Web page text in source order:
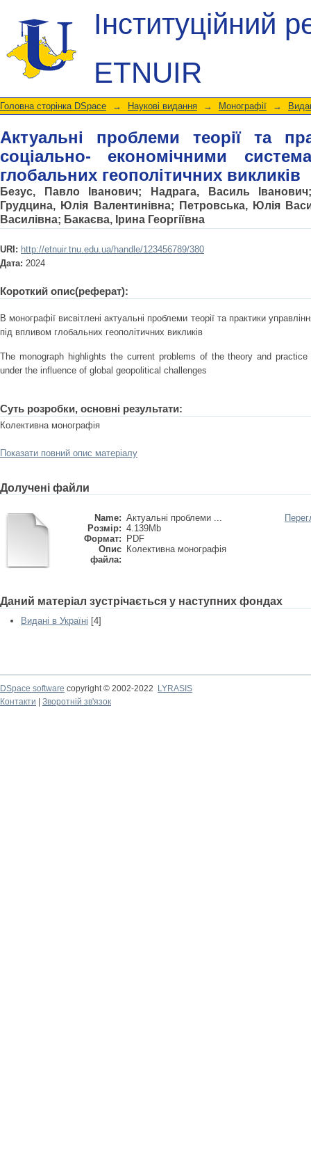
Інституційний
ETNUIR
Актуальні проблеми теорії та
системами під впливом глобальних
Головна сторінка DSpace → Наукові видання → Монографії →
Актуальні проблеми теорії та
соціально- економічними
глобальних геополітичних викликів
Безус, Павло Іванович; Надрага, Василь Іванович
Грудцина, Юлія Валентинівна;
Петровська, Юлія
Василівна; Бакаєва, Ірина Георгіївна
URI: http://etnuir.tnu.edu.ua/handle/123456789/380
Дата: 2024
Короткий опис(реферат):
В монографії висвітлені актуальні проблеми теорії та практики
під впливом глобальних геополітичних викликів
The monograph highlights the current problems of the theory and
under the influence of global geopolitical challenges
Суть розробки, основні результати:
Колективна монографія
Показати повний опис матеріалу
Долучені файли
Name: Актуальні проблеми ...
Розмір: 4.139Mb
Формат:
PDF
Опис
файла:
Колективна монографія
Даний матеріал зустрічається у наступних фондах
Видані в Україні [4]
DSpace software copyright © 2002-2022
LYRASIS
Контакти
Зворотній зв'язок